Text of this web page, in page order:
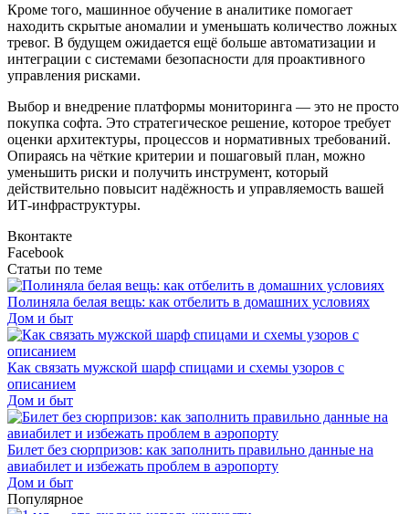
Кроме того, машинное обучение в аналитике помогает
находить скрытые аномалии и уменьшать количество ложных
тревог. В будущем ожидается ещё больше автоматизации и
интеграции с системами безопасности для проактивного
управления рисками.
Выбор и внедрение платформы мониторинга — это не просто
покупка софта. Это стратегическое решение, которое требует
оценки архитектуры, процессов и нормативных требований.
Опираясь на чёткие критерии и пошаговый план, можно
уменьшить риски и получить инструмент, который
действительно повысит надёжность и управляемость вашей
ИТ-инфраструктуры.
Вконтакте
Facebook
Статьи по теме
Полиняла белая вещь: как отбелить в домашних условиях
Дом и быт
Как связать мужской шарф спицами и схемы узоров с
описанием
Дом и быт
Билет без сюрпризов: как заполнить правильно данные на
авиабилет и избежать проблем в аэропорту
Дом и быт
Популярное